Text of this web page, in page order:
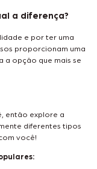
a diferença?
e por ter uma
proporcionam uma
a opção que mais se
então explore a
diferentes tipos
você!